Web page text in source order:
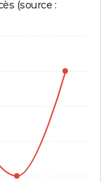
(source :